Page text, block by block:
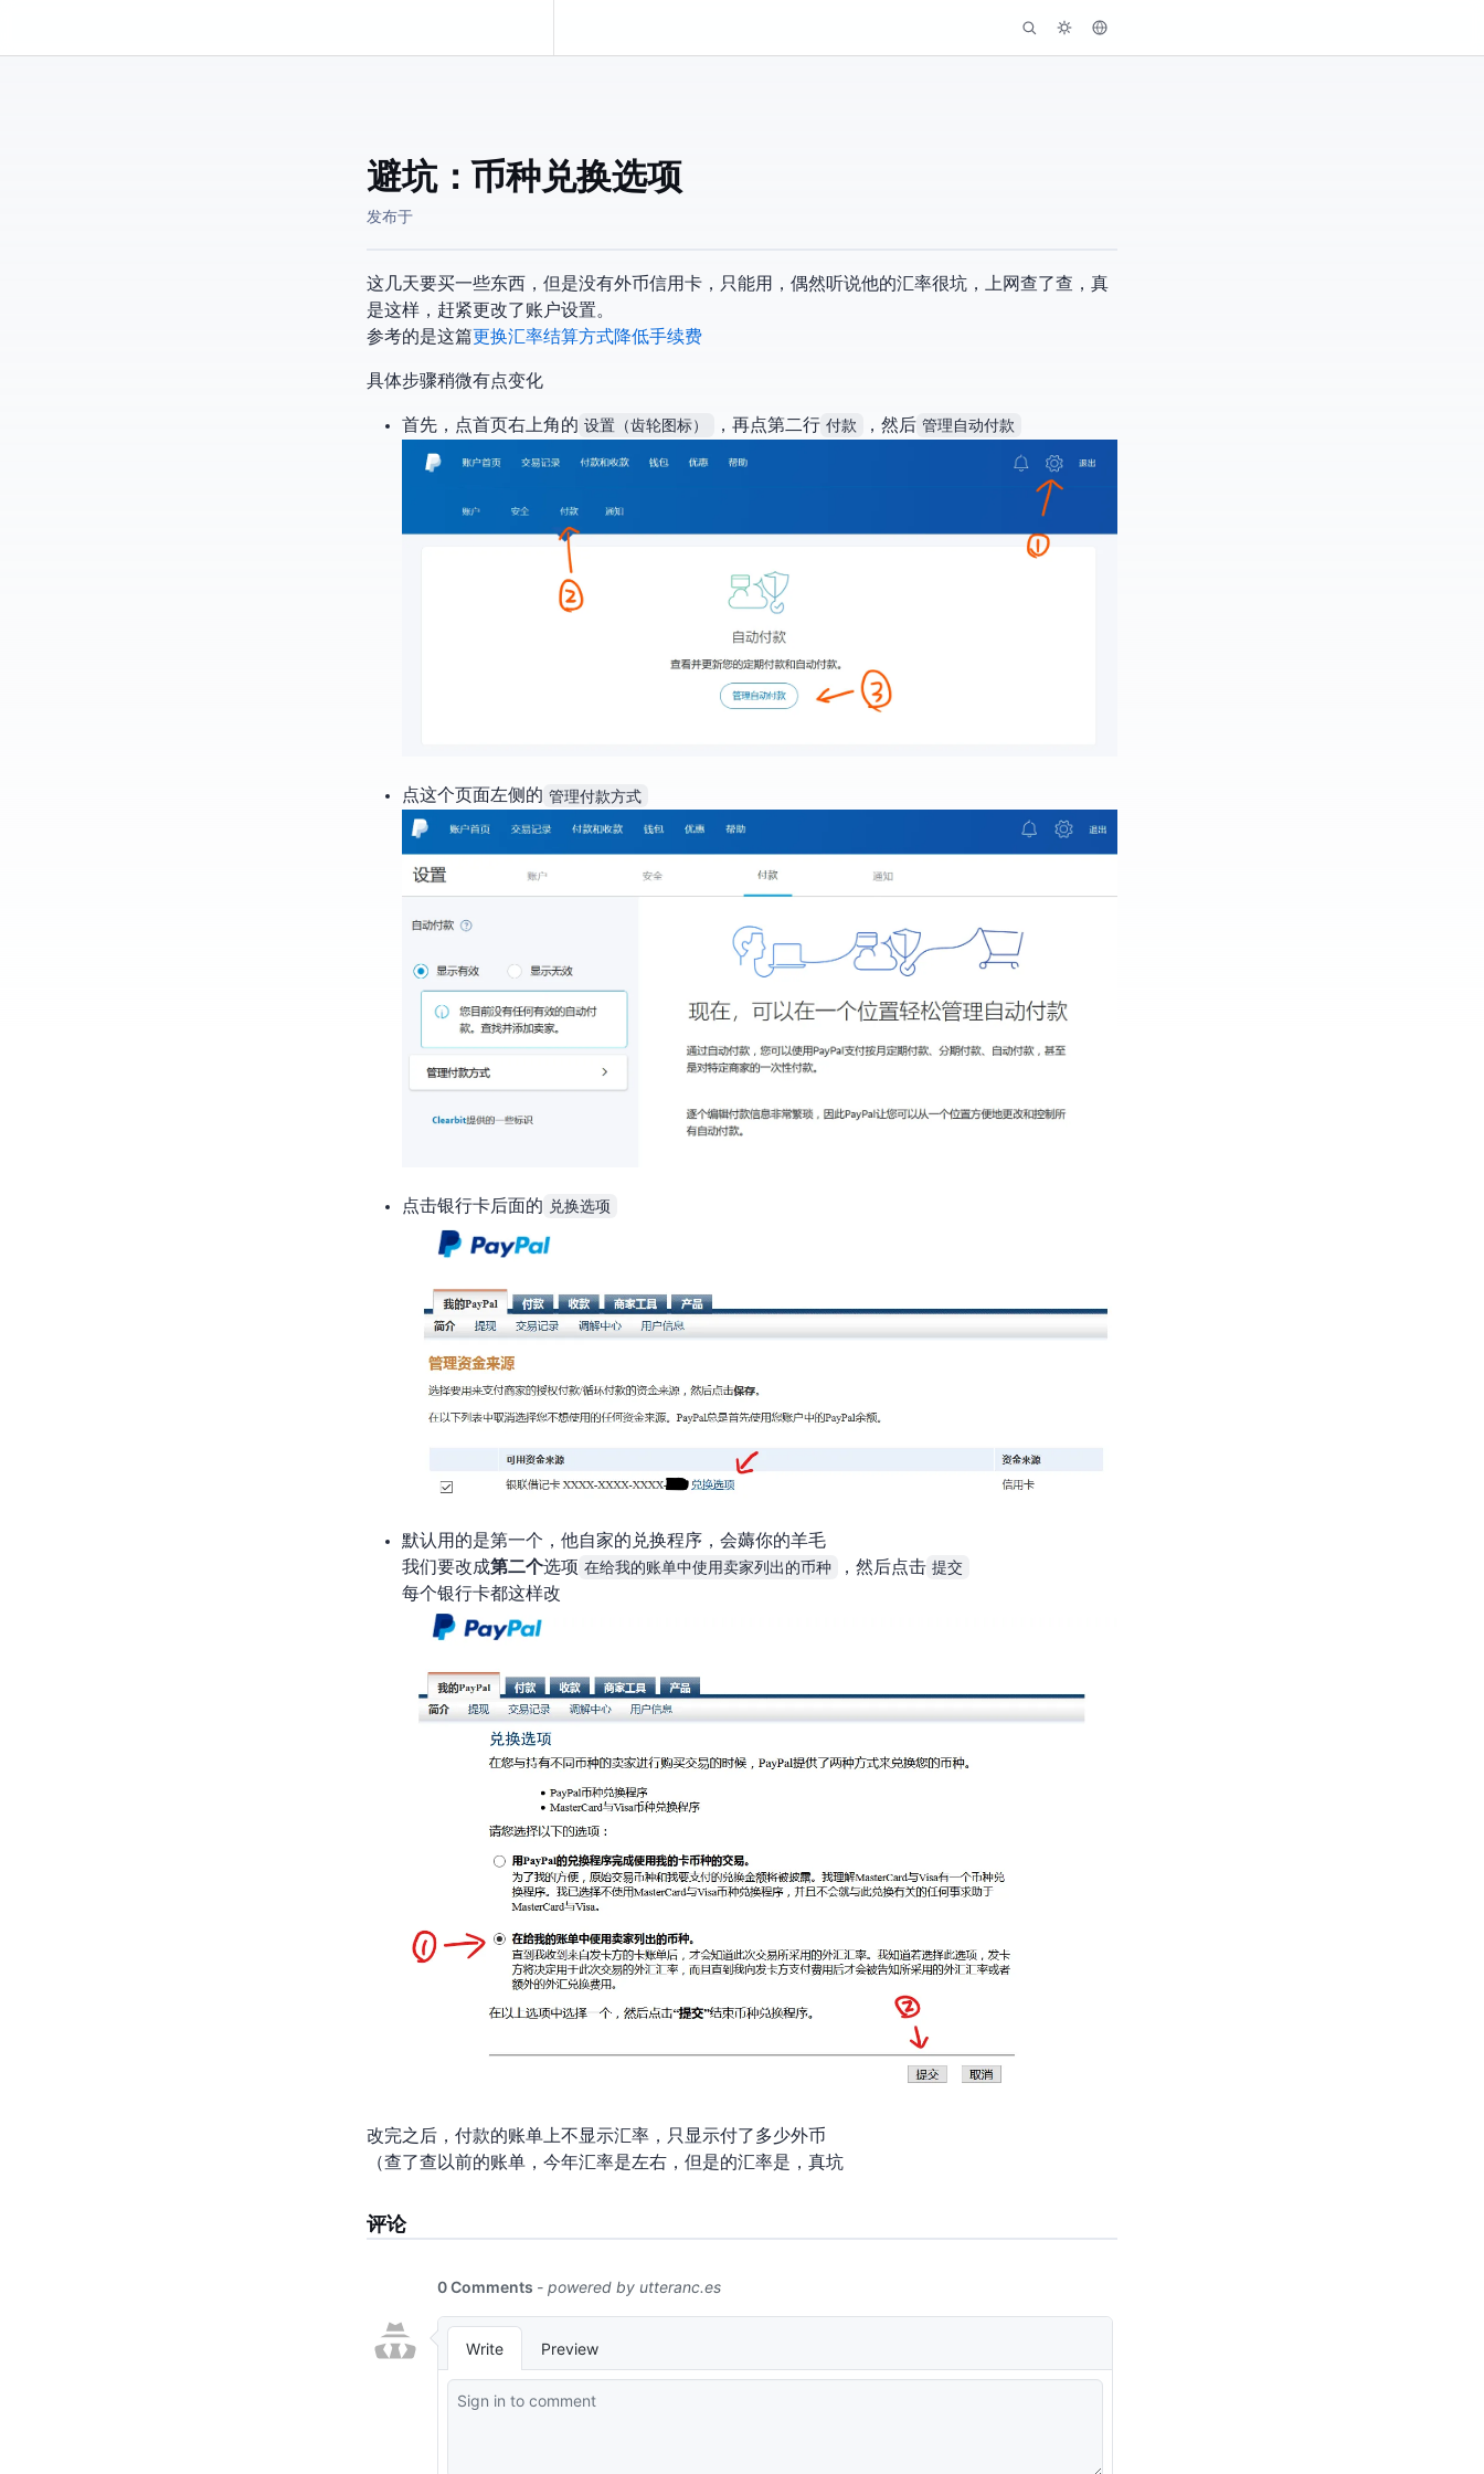
避坑：PayPal币种兑换选项
发布于
这几天要买一些东西，但是没有外币信用卡，只能用PayPal，偶然听说他的汇率很坑，上网查了查，真
是这样，赶紧更改了账户设置。
参考的是这篇PayPal 更换汇率结算方式 降低手续费
具体步骤稍微有点变化
首先，点首页右上角的 设置（齿轮图标） ，再点第二行 付款 ，然后 管理自动付款
点这个页面左侧的 管理付款方式
点击银行卡后面的 兑换选项
PayPal默认用的是第一个，他自家的兑换程序，会薅你的羊毛
我们要改成第二个选项 在给我的账单中使用卖家列出的币种 ，然后点击 提交
每个银行卡都这样改
改完之后，PayPal付款的账单上不显示汇率，只显示付了多少外币
（查了查以前的账单，今年07/13汇率是6.87左右，但是PayPal的汇率是7.13，真坑
评论